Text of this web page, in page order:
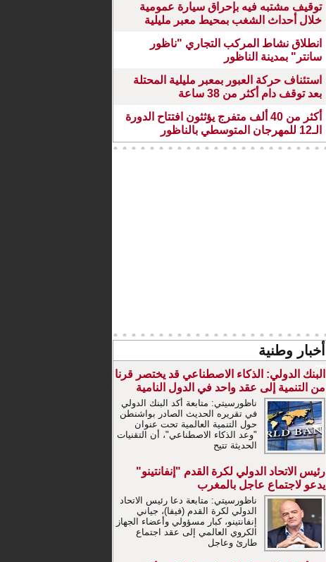
توقيف مشتبه فيه بإحراق سيارة عمومية
خلال أحداث الشغب بمحيط معبر مليلية
انطلاق نشاط المركب التجاري "ناظور
سانتر" بمدينة الناظور
استئناف حركة العبور بمعبر مليلية المحتلة
بعد توقف دام أكثر من 38 ساعة
أكثر من 40 ألف متفرج يؤثثون افتتاح الدورة
الـ12 للمهرجان المتوسطي بالناظور
أخبار وطنية
البنك الدولي: الذكاء الاصطناعي قد يختصر قرنا
من التنمية إلى عقد واحد في الدول النامية
ناظورسيتي: متابعة أكد البنك الدولي
في تقريره الحديث الصادر بواشنطن
حول التنمية العالمية تحت عنوان
"وعد الذكاء الاصطناعي"، أن التقنيات
الحديثة تتيح
رئيس الاتحاد الدولي لكرة القدم "إنفانتينو"
يدعو لاجتماع عاجل بالمغرب
ناظورسيتي: متابعة دعا رئيس الاتحاد
الدولي لكرة القدم (فيفا)، جياني
إنفانتينو، كبار مسؤولي وأعضاء الجهاز
الكروي العالمي إلى عقد اجتماع
طارئ وعاجل